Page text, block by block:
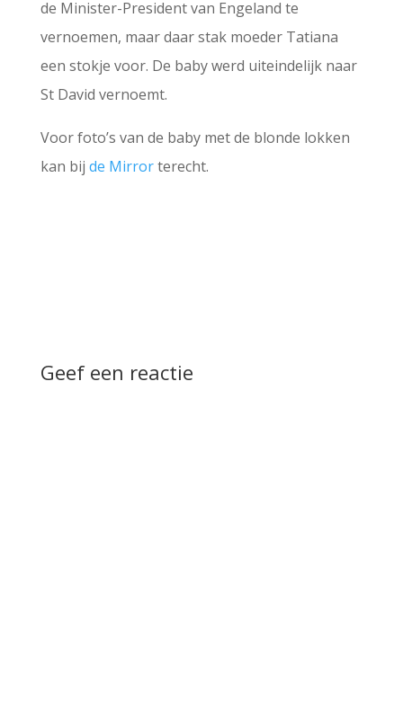
de Minister-President van Engeland te
vernoemen, maar daar stak moeder Tatiana
een stokje voor. De baby werd uiteindelijk naar
St David vernoemt.
Voor foto’s van de baby met de blonde lokken
kan bij de Mirrorterecht.
Geef een reactie